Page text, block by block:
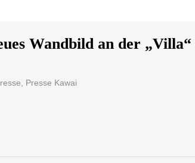
Wandbild an der
Presse Kawai